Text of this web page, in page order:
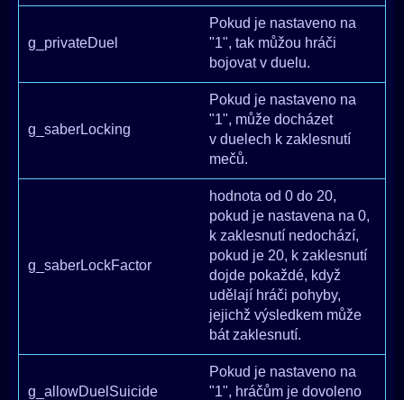
g_privateDuel
Pokud je nastaveno na
"1", tak můžou hráči
bojovat v duelu.
g_saberLocking
Pokud je nastaveno na
"1", může docházet
v duelech k zaklesnutí
mečů.
g_saberLockFactor
hodnota od 0 do 20,
pokud je nastavena na 0,
k zaklesnutí nedochází,
pokud je 20, k zaklesnutí
dojde pokaždé, když
udělají hráči pohyby,
jejichž výsledkem může
bát zaklesnutí.
g_allowDuelSuicide
Pokud je nastaveno na
"1", hráčům je dovoleno